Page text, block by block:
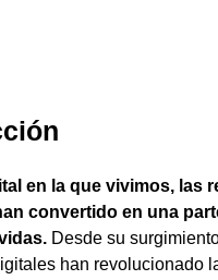
en la que vivimos, las
convertido en una
Desde su
han revolucionado